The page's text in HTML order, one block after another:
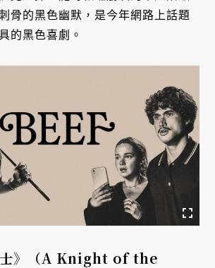
骨的黑色幽默，是今年網路上話題
的黑色喜劇。
士》（A Knight of the